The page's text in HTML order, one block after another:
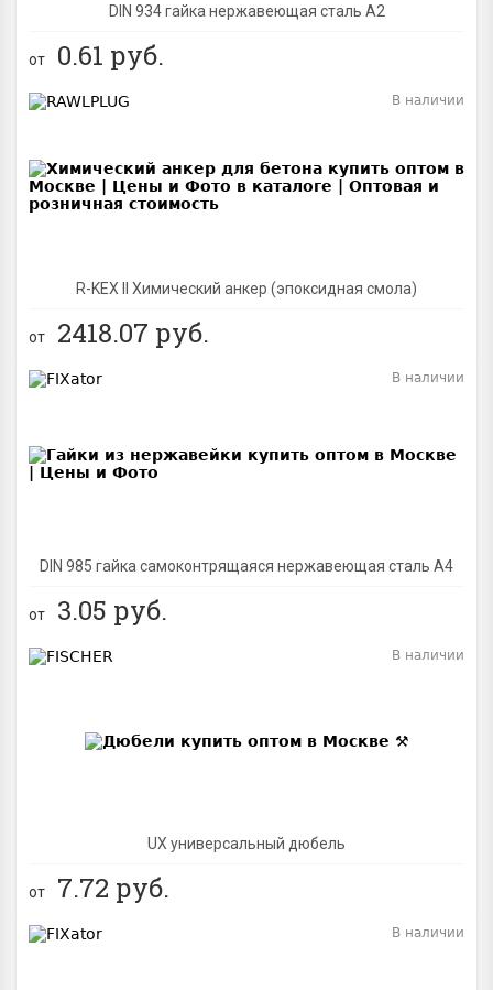
DIN 934 гайка нержавеющая сталь A2
от 0.61 руб.
R-KEX II Химический анкер (эпоксидная смола)
В наличии
от 2418.07 руб.
DIN 985 гайка самоконтрящаяся нержавеющая сталь A4
В наличии
от 3.05 руб.
UX универсальный дюбель
В наличии
от 7.72 руб.
В наличии